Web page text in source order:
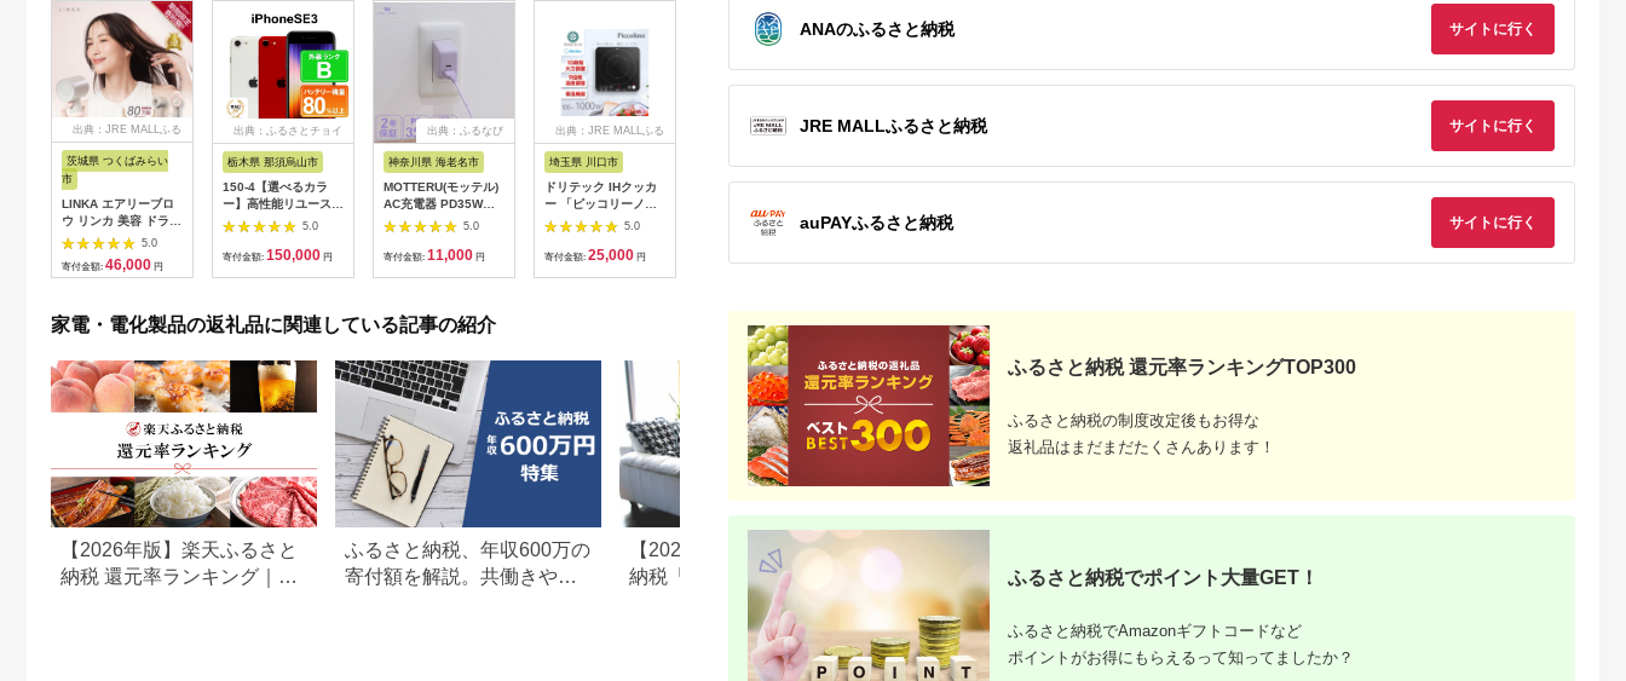
出典：JRE MALLふる
茨城県 つくばみらい
市
LINKA エアリーブロ
ウ リンカ 美容 ドライ
ヤー ヘアケア 髪 エス
テ ギフト ラッピング
贈呈品 プレゼント 母
5.0
寄付金額: 46,000 円
出典：ふるさとチョイ
栃木県 那須烏山市
150-4【選べるカラ
ー】高性能リユース
スマホ Apple
iPhoneSE 3 128GB
SIMロック解除済 本
5.0
寄付金額: 150,000 円
出典：ふるなび
神奈川県 海老名市
MOTTERU(モッテル)
AC充電器 PD35W
USB-C 1ポートUSB-
A 1ポート 折りたたみ
式プラグ 急速充電
ルアイリス【 神奈川
県 海老名市 】
5.0
寄付金額: 11,000 円
出典：JRE MALLふる
埼玉県 川口市
ドリテック IHクッカ
ー 「ピッコリーノ」
ブラック DI-
217BK【1642626】
5.0
寄付金額: 25,000 円
出典：ふるなび
工具 電子工作用はん
2000E[BAEG004]工
5.0
出典：ふるなび
乾電池エボルタNEO
カリ乾電池 パナソニ
5.0
【単3×72本】乾電池
SIGMA 56mm F1.4
出典：ふるなび
ピアノ HP702 ライト
オーク調 設置作業付
出典：JRE MALLふ
【Canon】 キヤノン
ミラーレス カメラ
EOS R7 ボディー キ
家電・電化製品の返礼品に関連している記事の紹介
【2026年版】楽天ふるさと
納税 還元率ランキング｜高
ふるさと納税、年収600万の
寄付額を解説。共働きや子
【2026年最新版】ふるさと
納税「食べ物以外」返礼品
の還元率ランキング！
りの家電探し。おすすめラ
ンキングまとめ
ANAのふるさと納税 サイトに行く
JRE MALLふるさと納税 サイトに行く
auPAYふるさと納税 サイトに行く
ふるさと納税 還元率ランキングTOP300
ふるさと納税の制度改定後もお得な
返礼品はまだまだたくさんあります！
ふるさと納税でポイント大量GET！
ふるさと納税でAmazonギフトコードなど
ポイントがお得にもらえるって知ってましたか？